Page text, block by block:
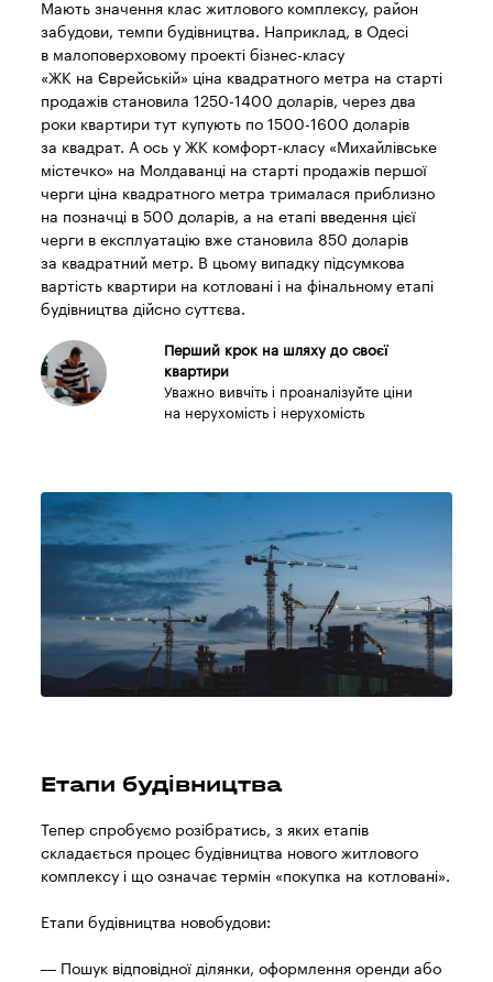
Перший крок на шляху до своєї
квартири
Уважно вивчіть і проаналізуйте ціни
на нерухомість і нерухомість
Мають значення клас житлового комплексу, район
забудови, темпи будівництва. Наприклад, в Одесі
в малоповерховому проекті бізнес-класу
«ЖК на Єврейській» ціна квадратного метра на старті
продажів становила 1250-1400 доларів, через два
роки квартири тут купують по 1500-1600 доларів
за квадрат. А ось у ЖК комфорт-класу «Михайлівське
містечко» на Молдаванці на старті продажів першої
черги ціна квадратного метра трималася приблизно
на позначці в 500 доларів, а на етапі введення цієї
черги в експлуатацію вже становила 850 доларів
за квадратний метр. В цьому випадку підсумкова
вартість квартири на котловані і на фінальному етапі
будівництва дійсно суттєва.
Етапи будівництва
Тепер спробуємо розібратись, з яких етапів
складається процес будівництва нового житлового
комплексу і що означає термін «покупка на котловані».
Етапи будівництва новобудови:
— Пошук відповідної ділянки, оформлення оренди або